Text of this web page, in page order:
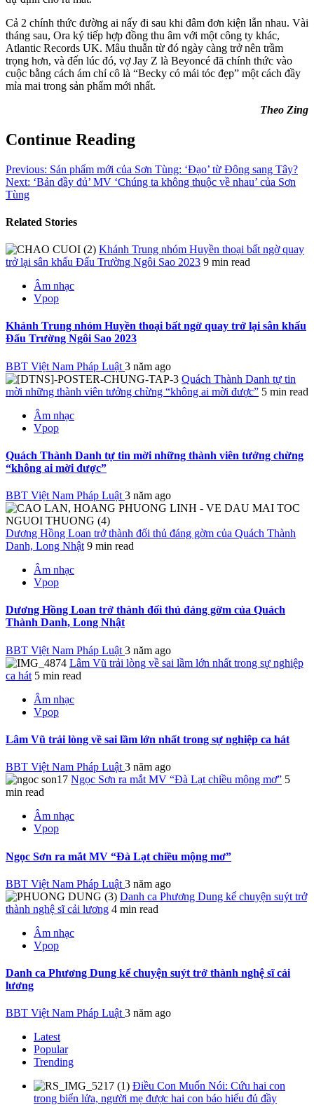
Cả 2 chính thức đường ai nấy đi sau khi đâm đơn kiện lẫn nhau. Vài
tháng sau, Ora ký tiếp hợp đồng thu âm với một công ty khác,
Atlantic Records UK. Mâu thuẫn từ đó ngày càng trở nên trầm
trọng hơn, và đến lúc đó, vợ Jay Z là Beyoncé đã chính thức vào
cuộc bằng cách ám chỉ cô là “Becky có mái tóc đẹp” một cách đầy
mỉa mai trong sản phẩm mới nhất.
Theo Zing
Continue Reading
Previous: Sản phẩm mới của Sơn Tùng: ‘Đạo’ từ Đông sang Tây?
Next: ‘Bản đầy đủ’ MV ‘Chúng ta không thuộc về nhau’ của Sơn
Tùng
Related Stories
Khánh Trung nhóm Huyền thoại bất ngờ quay
trở lại sân khấu Đấu Trường Ngôi Sao 2023 9 min read
Âm nhạc
Vpop
Khánh Trung nhóm Huyền thoại bất ngờ quay trở lại sân khấu
Đấu Trường Ngôi Sao 2023
BBT Việt Nam Pháp Luật 3 năm ago
Quách Thành Danh tự tin
mời những thành viên tưởng chừng “không ai mời được” 5 min read
Âm nhạc
Vpop
Quách Thành Danh tự tin mời những thành viên tưởng chừng
“không ai mời được”
BBT Việt Nam Pháp Luật 3 năm ago
Dương Hồng Loan trở thành đối thủ đáng gờm của Quách Thành
Danh, Long Nhật 9 min read
Âm nhạc
Vpop
Dương Hồng Loan trở thành đối thủ đáng gờm của Quách
Thành Danh, Long Nhật
BBT Việt Nam Pháp Luật 3 năm ago
Lâm Vũ trải lòng về sai lầm lớn nhất trong sự nghiệp
ca hát 5 min read
Âm nhạc
Vpop
Lâm Vũ trải lòng về sai lầm lớn nhất trong sự nghiệp ca hát
BBT Việt Nam Pháp Luật 3 năm ago
Ngọc Sơn ra mắt MV “Đà Lạt chiều mộng mơ” 5
min read
Âm nhạc
Vpop
Ngọc Sơn ra mắt MV “Đà Lạt chiều mộng mơ”
BBT Việt Nam Pháp Luật 3 năm ago
Danh ca Phương Dung kể chuyện suýt trở
thành nghệ sĩ cải lương 4 min read
Âm nhạc
Vpop
Danh ca Phương Dung kể chuyện suýt trở thành nghệ sĩ cải
lương
BBT Việt Nam Pháp Luật 3 năm ago
Latest
Popular
Trending
Điều Con Muốn Nói: Cứu hai con
trong biển lửa, người mẹ được hai con báo hiếu đủ đầy